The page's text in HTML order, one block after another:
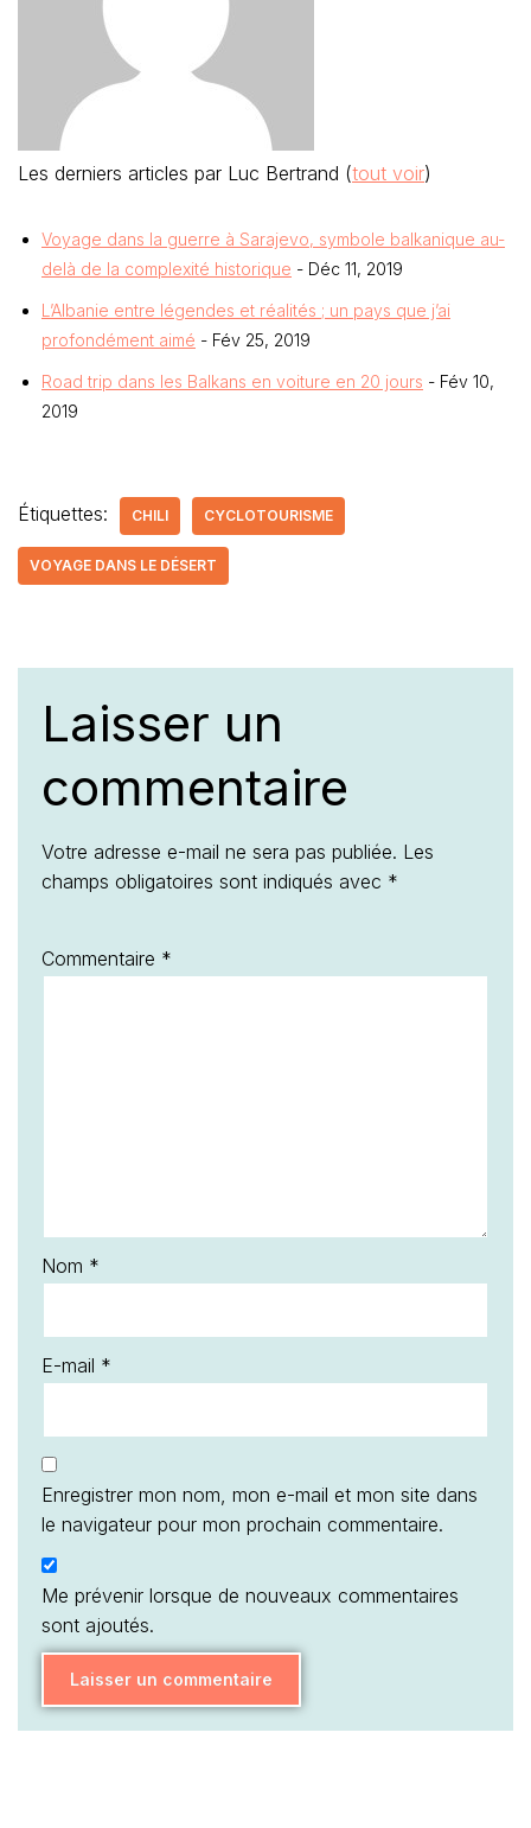
Les derniers articles par Luc Bertrand (tout voir)
Voyage dans la guerre à Sarajevo, symbole balkanique au-
delà de la complexité historique - Déc 11, 2019
L’Albanie entre légendes et réalités ; un pays que j’ai
profondément aimé - Fév 25, 2019
Road trip dans les Balkans en voiture en 20 jours - Fév 10,
2019
Étiquettes: CHILI CYCLOTOURISME
VOYAGE DANS LE DÉSERT
Laisser un
commentaire
Votre adresse e-mail ne sera pas publiée. Les
champs obligatoires sont indiqués avec *
Commentaire *
Nom *
E-mail *
Enregistrer mon nom, mon e-mail et mon site dans
le navigateur pour mon prochain commentaire.
Me prévenir lorsque de nouveaux commentaires
sont ajoutés.